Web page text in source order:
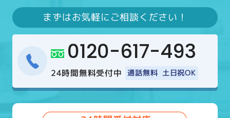
まずはお気軽にご相談ください！
0120-617-493
24時間無料受付中 通話無料 土日祝OK